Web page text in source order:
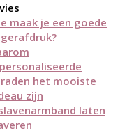
maak je een goede
het mooiste
zijn
laten